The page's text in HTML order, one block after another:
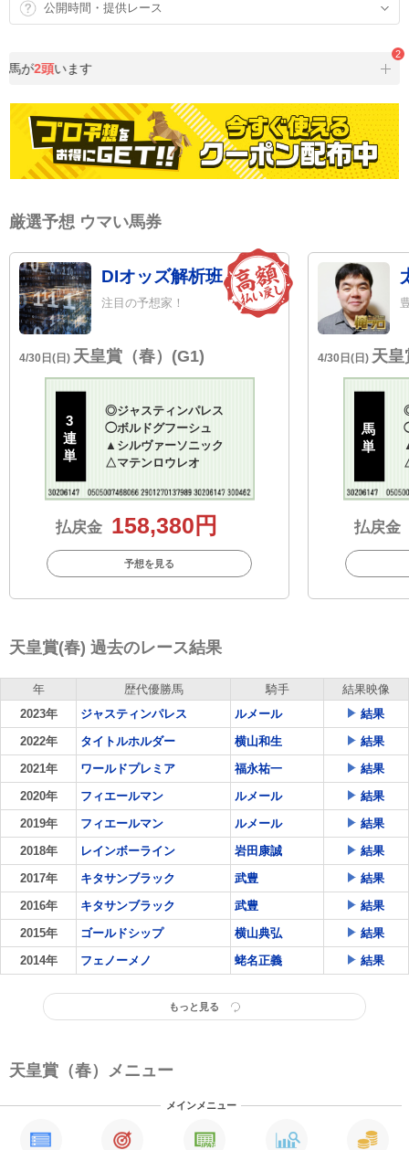
公開時間・提供レース
馬が2頭います
2
厳選予想 ウマい馬券
DIオッズ解析班
注目の予想家！
4/30日(日) 天皇賞（春）(G1)
3
連
単
◎ジャスティンパレス
◯ボルドグフーシュ
▲ シルヴァーソニック
△マテンロウレオ
払戻金 158,380円
予想を見る
4/30日(日) 天皇
馬
単
払戻金
天皇賞(春) 過去のレース結果
年 歴代優勝馬 騎手
結果映像
2023年
ジャスティンパレス ルメール
結果
2022年
タイトルホルダー 横山和生
結果
2021年
ワールドプレミア 福永祐一
結果
2020年
フィエールマン ルメール
結果
2019年
フィエールマン ルメール
結果
2018年
レインボーライン 岩田康誠
結果
2017年
キタサンブラック 武豊
結果
2016年
キタサンブラック 武豊
結果
2015年
ゴールドシップ 横山典弘
結果
2014年
フェノーメノ 蛯名正義 結果
もっと見る
天皇賞（春）メニュー
メインメニュー